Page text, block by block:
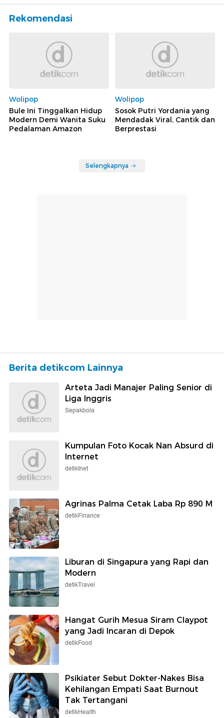
Rekomendasi
Wolipop
Bule Ini Tinggalkan Hidup
Modern Demi Wanita Suku
Pedalaman Amazon
Wolipop
Sosok Putri Yordania yang
Mendadak Viral, Cantik dan
Berprestasi
Selengkapnya
Berita detikcom Lainnya
Arteta Jadi Manajer Paling Senior di
Liga Inggris
Sepakbola
Kumpulan Foto Kocak Nan Absurd di
Internet
detikInet
Agrinas Palma Cetak Laba Rp 890 M
detikFinance
Liburan di Singapura yang Rapi dan
Modern
detikTravel
Hangat Gurih Mesua Siram Claypot
yang Jadi Incaran di Depok
detikFood
Psikiater Sebut Dokter-Nakes Bisa
Kehilangan Empati Saat Burnout
Tak Tertangani
detikHealth